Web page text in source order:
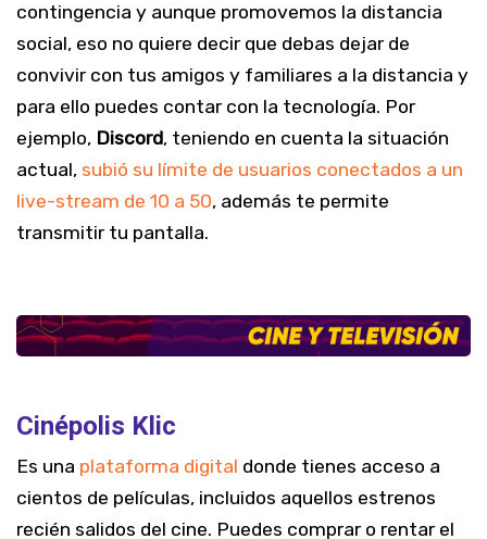
contingencia y aunque promovemos la distancia
social, eso no quiere decir que debas dejar de
convivir con tus amigos y familiares a la distancia y
para ello puedes contar con la tecnología. Por
ejemplo, Discord, teniendo en cuenta la situación
actual, subió su límite de usuarios conectados a un
live-stream de 10 a 50, además te permite
transmitir tu pantalla.
Cinépolis Klic
Es una plataforma digital donde tienes acceso a
cientos de películas, incluidos aquellos estrenos
recién salidos del cine. Puedes comprar o rentar el